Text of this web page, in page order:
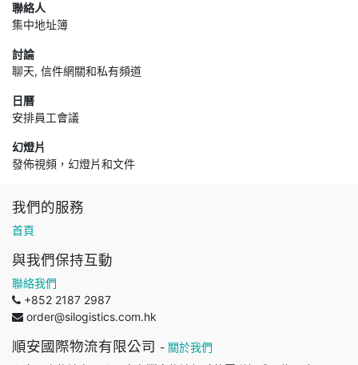
聯絡人
集中地址簿
討論
聊天, 信件網關和私有頻道
日曆
安排員工會議
幻燈片
發佈視頻，幻燈片和文件
我們的服務
首頁
與我們保持互動
聯絡我們
+852 2187 2987
order@silogistics.com.hk
順安國際物流有限公司 - 關於我們